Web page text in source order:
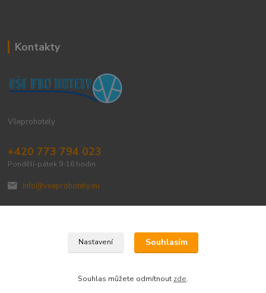
Kontakty
Všeprohotely
+420 773 794 023
Pondělí-pátek 9-16 hodin
info@vseprohotely.eu
Upravit sběr cookies.
Nastavení Souhlasím
Souhlas můžete odmítnout zde.